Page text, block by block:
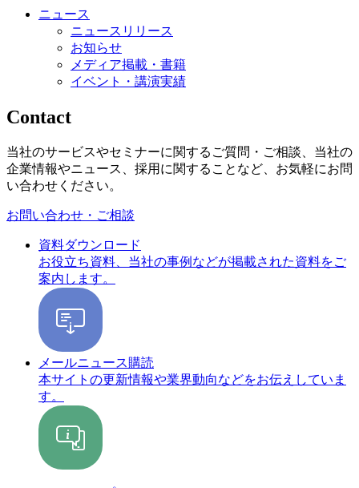
ニュース
ニュースリリース
お知らせ
メディア掲載・書籍
イベント・講演実績
Contact
当社のサービスやセミナーに関するご質問・ご相談、当社の
企業情報やニュース、採用に関することなど、お気軽にお問
い合わせください。
お問い合わせ・ご相談
資料ダウンロード
お役立ち資料、当社の事例などが掲載された資料をご
案内します。
メールニュース購読
本サイトの更新情報や業界動向などをお伝えしていま
す。